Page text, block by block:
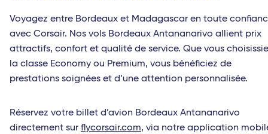
Voyagez entre Bordeaux et Madagascar en toute
avec Corsair. Nos vols Bordeaux Antananarivo allient prix
attractifs, confort et qualité de service. Que vous
la classe Economy ou Premium, vous bénéficiez de
prestations soignées et d’une attention personnalisée.
Réservez votre billet d’avion Bordeaux Antananarivo
directement sur flycorsair.com, via notre application